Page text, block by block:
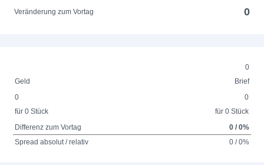
Veränderung zum Vortag 0
0
Geld
Brief
0
für 0 Stück
0
für 0 Stück
Differenz zum Vortag
0 / 0%
Spread absolut / relativ
0 / 0%